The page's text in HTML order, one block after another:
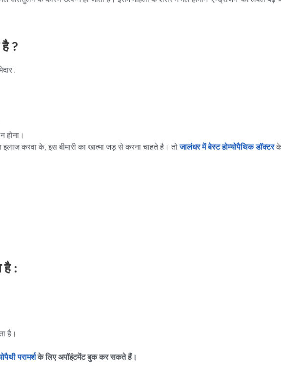
?
;
होना।
करवा के, इस बीमारी का खात्मा जड़ से करना चाहते है। तोजालंधरमें बेस्ट होम्योपैथिक डॉक्टरके
है :
है।
परामर्शके लिए अपॉइंटमेंट बुक कर सकते हैं।